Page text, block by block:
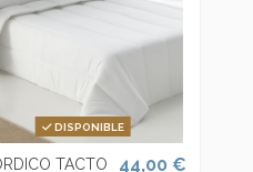
DISPONIBLE
TACTO
44,00 €